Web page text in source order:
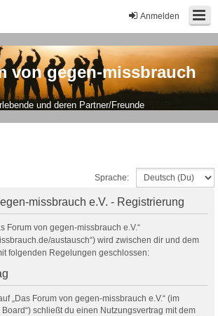
Anmelden
von gegen-missbrauch
und deren Partner/Freunde
Sprache:
missbrauch e.V. - Registrierung
Forum von gegen-missbrauch e.V.“
austausch“) wird zwischen dir und dem
folgenden Regelungen geschlossen:
„Das Forum von gegen-missbrauch e.V.“ (im
Board“) schließt du einen Nutzungsvertrag mit dem